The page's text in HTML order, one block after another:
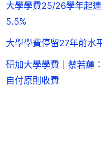
大學學費25/26學年起
5.5%
大學學費停留27年前
研加大學學費｜蔡若蓮
自付原則收費